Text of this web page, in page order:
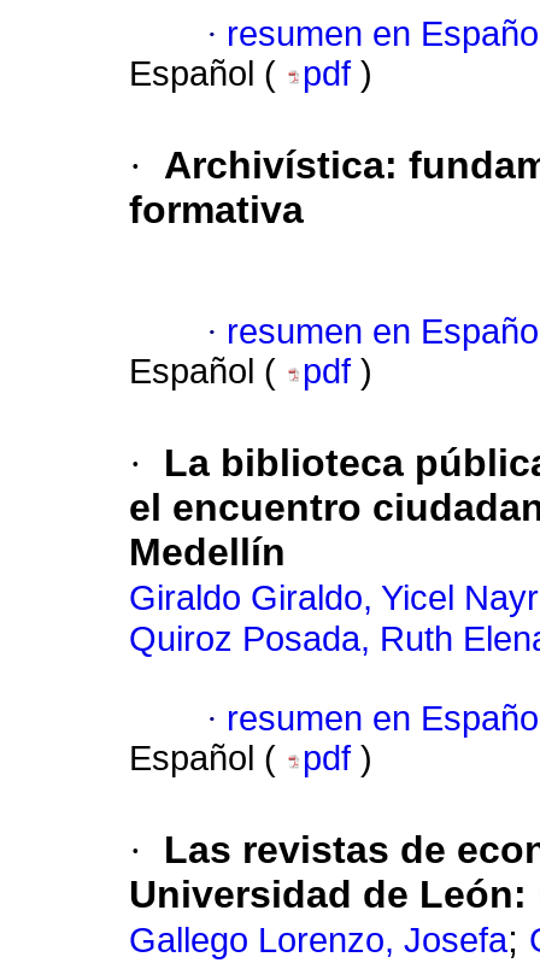
· resumen en
Español (
pdf )
· Archivística:
formativa
· resumen en
Español (
pdf )
·
La biblioteca
el encuentro
Medellín
Giraldo Giraldo, Yicel
Quiroz Posada, Ruth
· resumen en
Español (
pdf )
·
Las revistas de
Universidad de León:
Gallego Lorenzo, Josefa;